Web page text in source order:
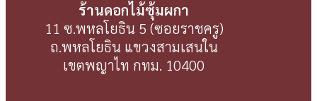
ร้านดอกไม้ซุ้มผกา
11 ซ.พหลโยธิน 5 (ซอยราชครู)
ถ.พหลโยธิน แขวงสามเสนใน
เขตพญาไท กทม. 10400